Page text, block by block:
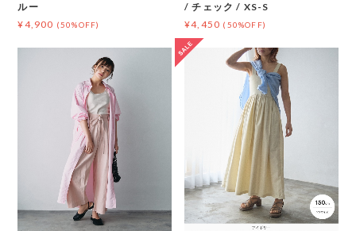
ルー
¥4,900 (50%OFF)
/ チェック / XS-S
¥4,450 (50%OFF)